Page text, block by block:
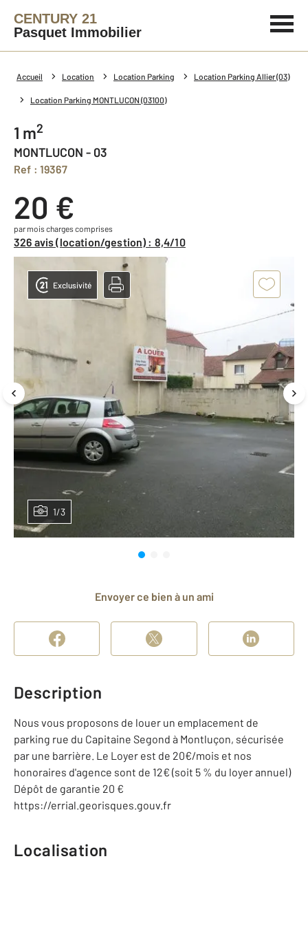
CENTURY 21
Pasquet Immobilier
Accueil Location Location Parking Location Parking Allier (03)
Location Parking MONTLUCON (03100)
1 m2
MONTLUCON - 03
Ref : 19367
20 €
par mois charges comprises
326 avis (location/gestion) : 8,4/10
1/3
Exclusivité
Envoyer ce bien à un ami
Description
Nous vous proposons de louer un emplacement de
parking rue du Capitaine Segond à Montluçon, sécurisée
par une barrière. Le Loyer est de 20€/mois et nos
honoraires d'agence sont de 12€ (soit 5 % du loyer annuel)
Dépôt de garantie 20 €
https://errial.georisques.gouv.fr
Localisation